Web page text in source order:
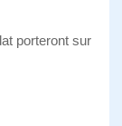
porteront sur